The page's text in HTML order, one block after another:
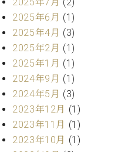
タ
イ
ン
レ
ジ
ン
ス
ア
ッ
プ
ラ
収
録
サ
ー
ビ
音
楽
教
室
2025年6月 (1)
2025年4月 (3)
2025年2月 (1)
2025年1月 (1)
2024年9月 (1)
2024年5月 (3)
2023年12月 (1)
2023年11月 (1)
2023年10月 (1)